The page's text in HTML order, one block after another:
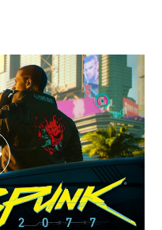
DODAJ TEN FILM DO PLAYLISTY